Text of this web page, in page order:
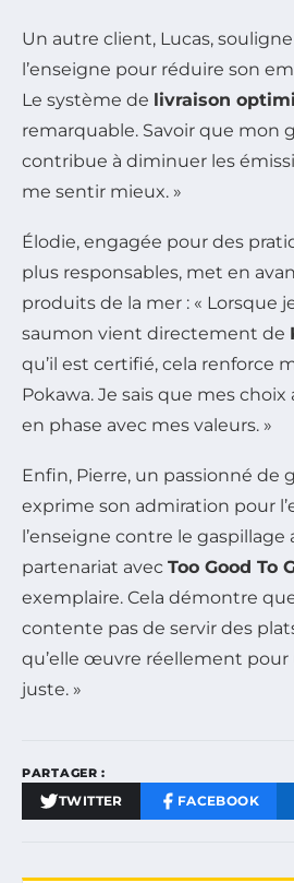
Un autre client, Lucas, souligne
l’enseigne pour réduire son
Le système de livraison
remarquable. Savoir que mon
contribue à diminuer les
me sentir mieux. »
Élodie, engagée pour des
plus responsables, met en
produits de la mer : « Lorsque
saumon vient directement de
qu’il est certifié, cela renforce
Pokawa. Je sais que mes
en phase avec mes valeurs. »
Enfin, Pierre, un passionné de
exprime son admiration pour
l’enseigne contre le gaspillage
partenariat avec Too Good To
exemplaire. Cela démontre
contente pas de servir des
qu’elle œuvre réellement pour
juste. »
PARTAGER :
TWITTER FACEBOOK